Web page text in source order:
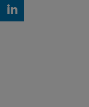
Share on